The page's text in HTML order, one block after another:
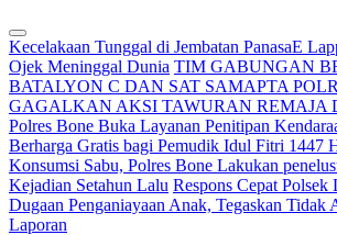
Kecelakaan Tunggal di Jembatan PanasaE
Ojek Meninggal Dunia TIM GABUNGAN
BATALYON C DAN SAT SAMAPTA
GAGALKAN AKSI TAWURAN REMAJA
Polres Bone Buka Layanan Penitipan
Berharga Gratis bagi Pemudik Idul Fitri 1447
Konsumsi Sabu, Polres Bone Lakukan
Kejadian Setahun Lalu Respons Cepat Polsek
Dugaan Penganiayaan Anak, Tegaskan Tidak
Laporan